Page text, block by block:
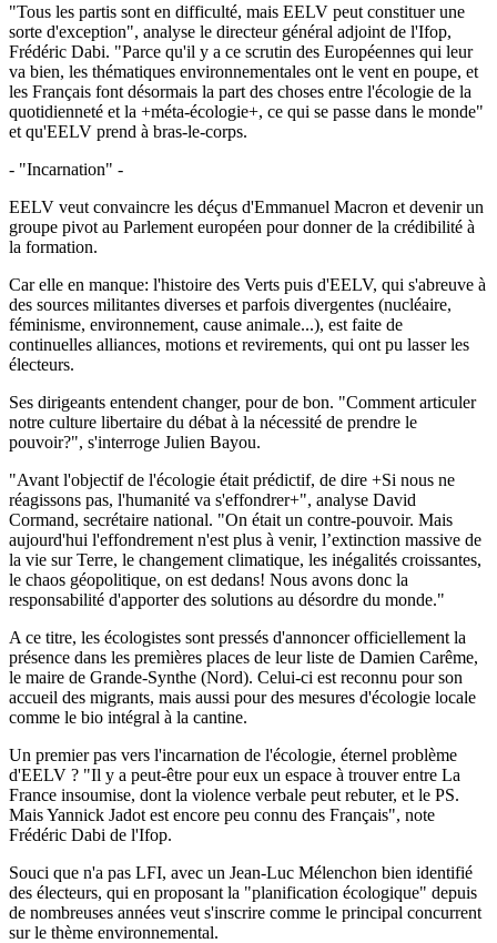
"Tous les partis sont en difficulté, mais EELV peut constituer une
sorte d'exception", analyse le directeur général adjoint de l'Ifop,
Frédéric Dabi. "Parce qu'il y a ce scrutin des Européennes qui leur
va bien, les thématiques environnementales ont le vent en poupe, et
les Français font désormais la part des choses entre l'écologie de la
quotidienneté et la +méta-écologie+, ce qui se passe dans le monde"
et qu'EELV prend à bras-le-corps.
- "Incarnation" -
EELV veut convaincre les déçus d'Emmanuel Macron et devenir un
groupe pivot au Parlement européen pour donner de la crédibilité à
la formation.
Car elle en manque: l'histoire des Verts puis d'EELV, qui s'abreuve à
des sources militantes diverses et parfois divergentes (nucléaire,
féminisme, environnement, cause animale...), est faite de
continuelles alliances, motions et revirements, qui ont pu lasser les
électeurs.
Ses dirigeants entendent changer, pour de bon. "Comment articuler
notre culture libertaire du débat à la nécessité de prendre le
pouvoir?", s'interroge Julien Bayou.
"Avant l'objectif de l'écologie était prédictif, de dire +Si nous ne
réagissons pas, l'humanité va s'effondrer+", analyse David
Cormand, secrétaire national. "On était un contre-pouvoir. Mais
aujourd'hui l'effondrement n'est plus à venir, l’extinction massive de
la vie sur Terre, le changement climatique, les inégalités croissantes,
le chaos géopolitique, on est dedans! Nous avons donc la
responsabilité d'apporter des solutions au désordre du monde."
A ce titre, les écologistes sont pressés d'annoncer officiellement la
présence dans les premières places de leur liste de Damien Carême,
le maire de Grande-Synthe (Nord). Celui-ci est reconnu pour son
accueil des migrants, mais aussi pour des mesures d'écologie locale
comme le bio intégral à la cantine.
Un premier pas vers l'incarnation de l'écologie, éternel problème
d'EELV ? "Il y a peut-être pour eux un espace à trouver entre La
France insoumise, dont la violence verbale peut rebuter, et le PS.
Mais Yannick Jadot est encore peu connu des Français", note
Frédéric Dabi de l'Ifop.
Souci que n'a pas LFI, avec un Jean-Luc Mélenchon bien identifié
des électeurs, qui en proposant la "planification écologique" depuis
de nombreuses années veut s'inscrire comme le principal concurrent
sur le thème environnemental.